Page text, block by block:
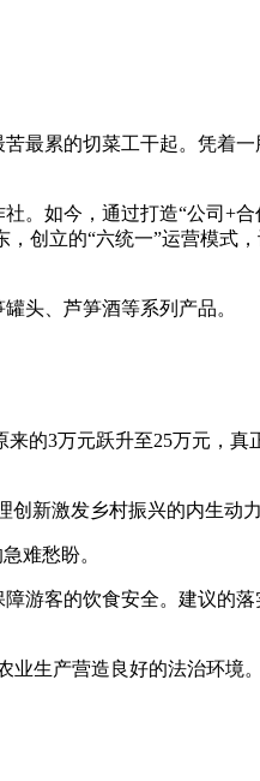
最累的切菜工干起。凭着
如今，通过打造“公司+合
创立的“六统一”运营模式
头、芦笋酒等系列产品。
的3万元跃升至25万元，真
新激发乡村振兴的内生动力
难愁盼。
游客的饮食安全。建议的落
生产营造良好的法治环境